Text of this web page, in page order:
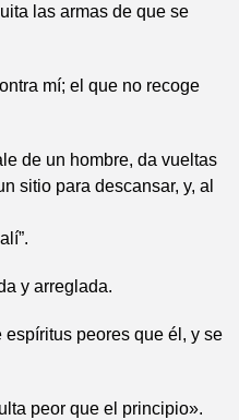
las armas de que se
mí; el que no recoge
de un hombre, da vueltas
sitio para descansar, y, al
y arreglada.
espíritus peores que él, y se
peor que el principio».